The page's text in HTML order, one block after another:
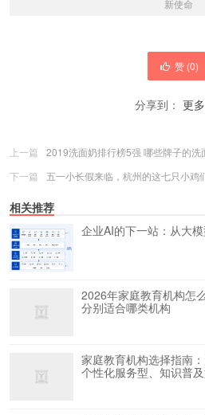
新使命
赞 (0)
分享到： 更多
上一篇
2019洗面奶排行榜5强 哪些牌子的洗
下一篇
五一小长假来临，杭州的这七只小鸡
相关推荐
企业AI的下一站：从大
2026年家庭教育机构怎
分别适合哪类机构
家庭教育机构选择指南
个性化服务型、知识普